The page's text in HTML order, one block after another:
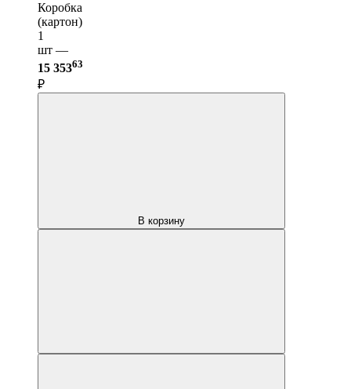
Коробка
(картон)
1
шт —
15 35363
₽
В корзину